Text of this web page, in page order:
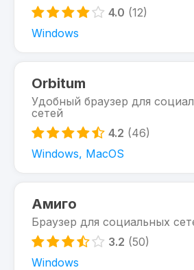
4.0 (12)
Windows
Orbitum
Удобный браузер для
сетей
4.2 (46)
Windows, MacOS
Амиго
Браузер для социальных
3.2 (50)
Windows